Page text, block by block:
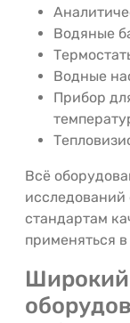
Водяные
Водные
Прибор
Всё
исследований
стандартам
применяться
Широкий